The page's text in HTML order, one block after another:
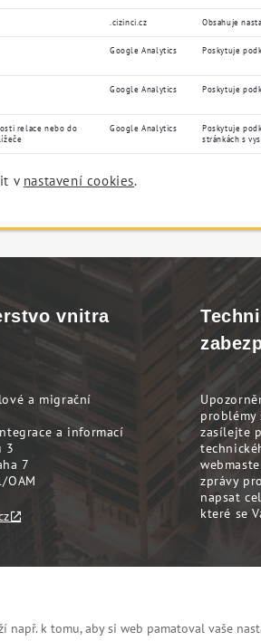
.cizinci.cz Obsahuje
Google Analytics Poskytuje
Google Analytics Poskytuje
relace nebo do
Google Analytics
Poskytuje
stránkách s
v nastavení cookies.
vnitra
a migrační
a informací
3
7
OAM
problémy
zasílejte
zprávy
napsat
které se
např. k tomu, aby si web pamatoval vaše